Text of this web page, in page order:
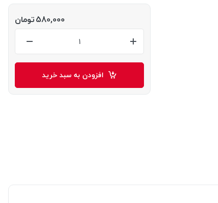
580,000تومان
افزودن به سبد خرید